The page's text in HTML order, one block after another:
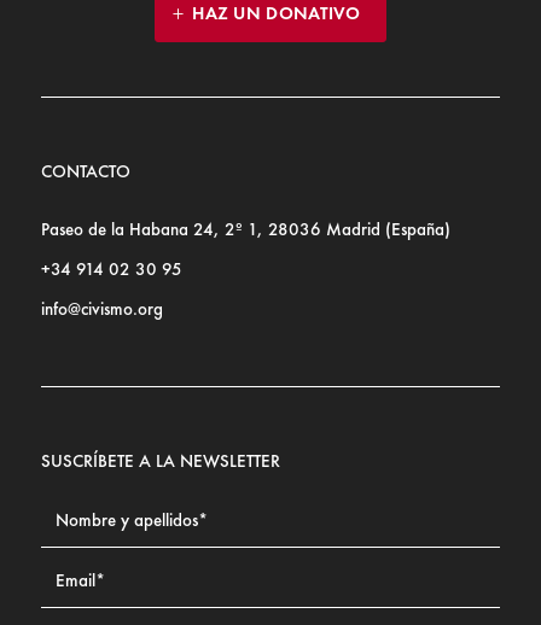
HAZ UN DONATIVO
CONTACTO
Paseo de la Habana 24, 2º 1, 28036 Madrid (España)
+34 914 02 30 95
info@civismo.org
SUSCRÍBETE A LA NEWSLETTER